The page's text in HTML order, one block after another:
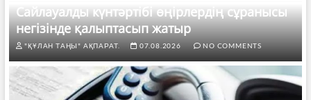
Сайлауалды күнтәртібі өңірлердің сұранысы
негізінде қалыптасып жатыр
"ҚҰЛАН ТАҢЫ" АҚПАРАТ. 07.08.2026 NO COMMENTS